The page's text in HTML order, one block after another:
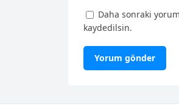
Daha sonraki
kaydedilsin.